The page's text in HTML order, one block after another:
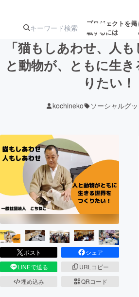
プロジェクトを掲
載するには
注目の新着プロ 募集終
テクノロジー・ガジェット
映像・映画
ビジネス・起業
まちづくり・地域活性化
CAMPFIRE for Social Good
CAMPFIREふるさと納税
「猫もしあわせ、人
と動物が、ともに生き
りたい！
kochineko ソーシャルグッ
ポスト
シェア
LINEで送る
URLコピー
埋め込み
QRコード